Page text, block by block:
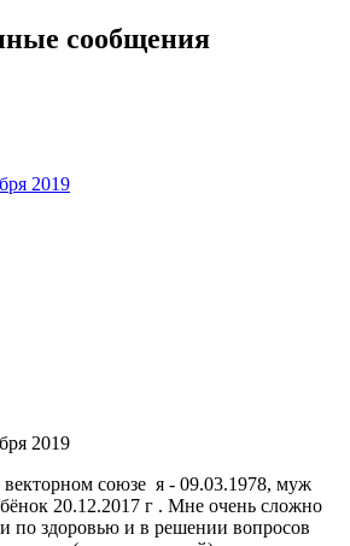
сообщения
2019
2019
векторном союзе я - 09.03.1978, муж
20.12.2017 г . Мне очень сложно
по здоровью и в решении вопросов